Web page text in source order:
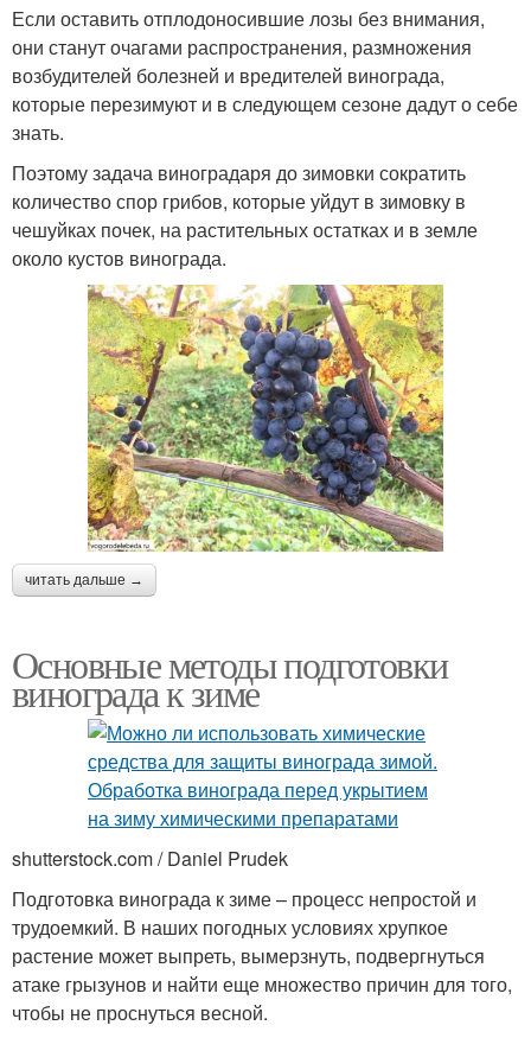
Если оставить отплодоносившие лозы без внимания,
они станут очагами распространения, размножения
возбудителей болезней и вредителей винограда,
которые перезимуют и в следующем сезоне дадут о себе
знать.
Поэтому задача виноградаря до зимовки сократить
количество спор грибов, которые уйдут в зимовку в
чешуйках почек, на растительных остатках и в земле
около кустов винограда.
читать дальше →
Основные методы подготовки
винограда к зиме
shutterstock.com / Daniel Prudek
Подготовка винограда к зиме – процесс непростой и
трудоемкий. В наших погодных условиях хрупкое
растение может выпреть, вымерзнуть, подвергнуться
атаке грызунов и найти еще множество причин для того,
чтобы не проснуться весной.